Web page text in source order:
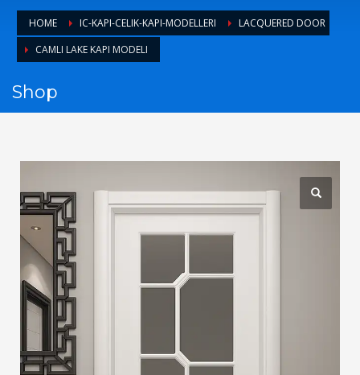
1 Login or create new account.
2 Review your order.
3 Payment &FREEshipment
If you still have problems, please let us know, by sending an
email to support@website.com . Thank you!
Sat - 9:00AM-5:00PM
Sundays by appointment only!
HOME IC-KAPI-CELIK-KAPI-MODELLERI
LACQUERED DOOR
CAMLI LAKE KAPI MODELI
Shop